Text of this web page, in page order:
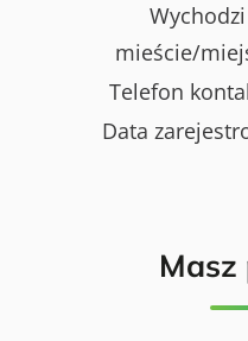
mieście/
Telefon
Data